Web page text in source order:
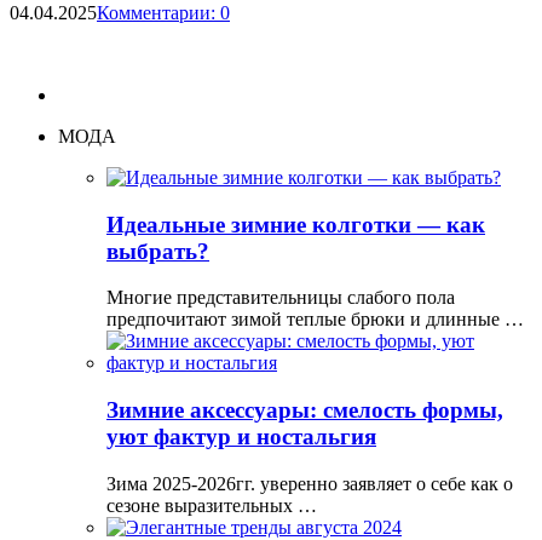
04.04.2025Комментарии: 0
МОДА
Идеальные зимние колготки — как
выбрать?
Многие представительницы слабого пола
предпочитают зимой теплые брюки и длинные …
Зимние аксессуары: смелость формы,
уют фактур и ностальгия
Зима 2025-2026гг. уверенно заявляет о себе как о
сезоне выразительных …